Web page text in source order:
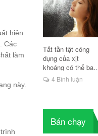
hiện
Các
làm
này.
Tất tần tật công
dụng của xịt
khoáng có thể bạn
chưa biết
4 Bình luận
Bán chạy